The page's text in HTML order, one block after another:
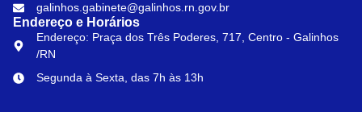
galinhos.gabinete@galinhos.rn.gov.br
Endereço e Horários
Endereço: Praça dos Três Poderes, 717, Centro - Galinhos
/RN
Segunda à Sexta, das 7h às 13h